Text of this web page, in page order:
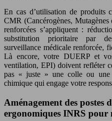
En cas d’utilisation de produits
CMR (Cancérogènes,
renforcées s’appliquent :
substitution prioritaire par
surveillance médicale renforcée,
Là encore, votre DUERP et
ventilation, EPI) doivent refléter
pas « juste » une colle ou
chimique qui engage votre
Aménagement des postes
ergonomiques INRS pour